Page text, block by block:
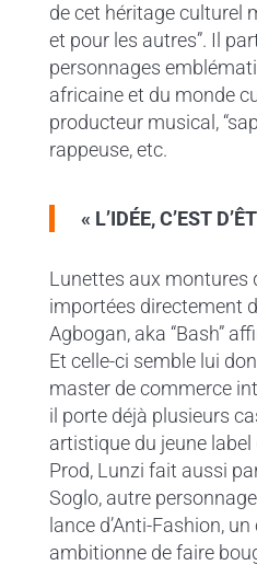
de cet héritage culturel
et pour les autres”. Il
personnages
africaine et du monde
producteur musical,
rappeuse, etc.
« L’IDÉE, C’EST
Lunettes aux montures
importées directement
Agbogan, aka “Bash”
Et celle-ci semble lui
master de commerce
il porte déjà plusieurs
artistique du jeune
Prod, Lunzi fait aussi
Soglo, autre
lance d’Anti-Fashion,
ambitionne de faire